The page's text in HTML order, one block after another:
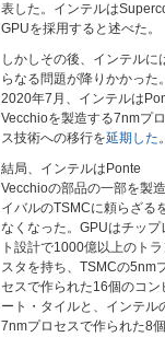
表した。インテルは
GPUを採用すると述べた。
しかしその後、インテルに
らなる問題が降りかかった。
2020年7月、インテルは
Vecchioを製造する7nmプ
ス技術への移行を延期した。
結局、インテルはPonte
Vecchioの部品の一部を製
イバルのTSMCに頼らざる
なくなった。GPUはチップ
ト設計で1000億以上のトラ
スタを持ち、TSMCの5nm
セスで作られた16個のコン
ート・タイルと、インテル
7nmプロセスで作られた8